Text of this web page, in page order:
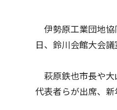
伊勢原工業団地協
日、鈴川会館大会
萩原鉄也市長や大
代表者らが出席、新